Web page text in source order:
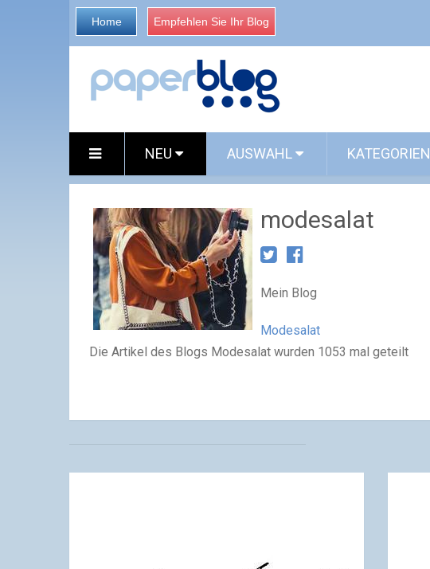
Home Empfehlen Sie Ihr Blog
NEU AUSWAHL KATEGORIEN
modesalat
Mein Blog
Modesalat
Die Artikel des Blogs Modesalat wurden 1053 mal geteilt